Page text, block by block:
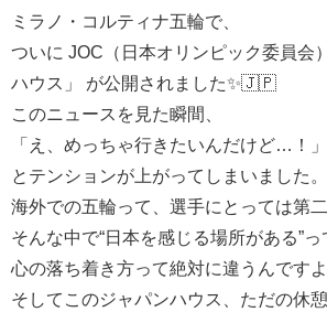
ミラノ・コルティナ五輪で、
ついに JOC（日本オリンピック委員会
ハウス」 が公開されました✨🇯🇵
このニュースを見た瞬間、
「え、めっちゃ行きたいんだけど…！」
とテンションが上がってしまいました
海外での五輪って、選手にとっては第二
そんな中で“日本を感じる場所がある”っ
心の落ち着き方って絶対に違うんですよ
そしてこのジャパンハウス、ただの休